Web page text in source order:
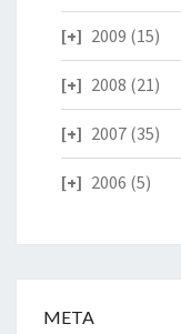
2009 (15)
2008 (21)
2007 (35)
2006 (5)
META